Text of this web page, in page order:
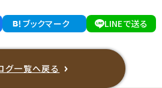
ブックマーク LINEで送る
グ一覧へ戻る